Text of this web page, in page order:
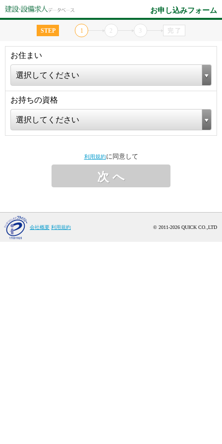
お申し込みフォーム
STEP 1 2 完 了
お住まい
選択してください
お持ちの資格
選択してください
利用規約に同意して
次 へ
© 2011-2026 QUICK CO.,LTD
会社概要 利用規約